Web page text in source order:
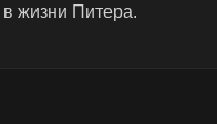
жизни Питера.